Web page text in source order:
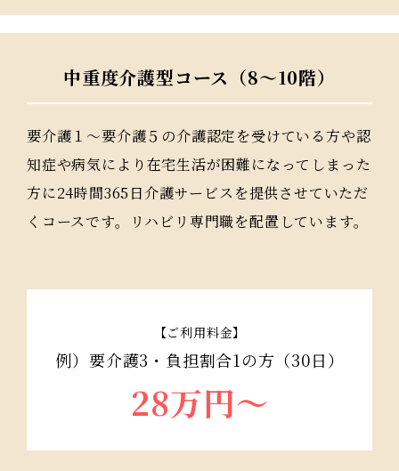
中重度介護型コース（8～10階）
要介護１～要介護５の介護認定を受けている方や認
知症や病気により在宅生活が困難になってしまった
方に24時間365日介護サービスを提供させていただ
くコースです。リハビリ専門職を配置しています。
【ご利用料金】
例）要介護3・負担割合1の方（30日）
28万円〜